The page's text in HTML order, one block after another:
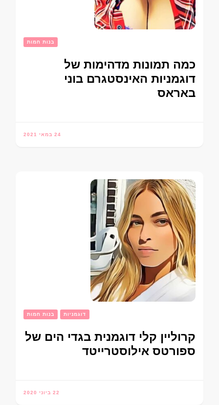
בנות חמות
כמה תמונות מדהימות של
דוגמניות האינסטגרם בוני
באראס
24 במאי 2021
בנות חמות דוגמניות
קרוליין קלי דוגמנית בגדי הים של
ספורטס אילוסטרייטד
22 ביוני 2020